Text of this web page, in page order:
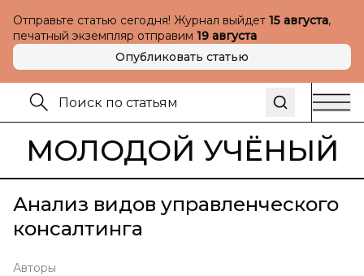
Отправьте статью сегодня! Журнал выйдет 15 августа,
печатный экземпляр отправим 19 августа
Опубликовать статью
МОЛОДОЙ УЧЁНЫЙ
Анализ видов управленческого
консалтинга
Авторы